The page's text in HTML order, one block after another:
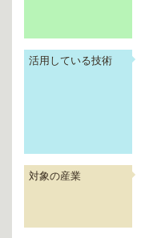
活用している技術
対象の産業